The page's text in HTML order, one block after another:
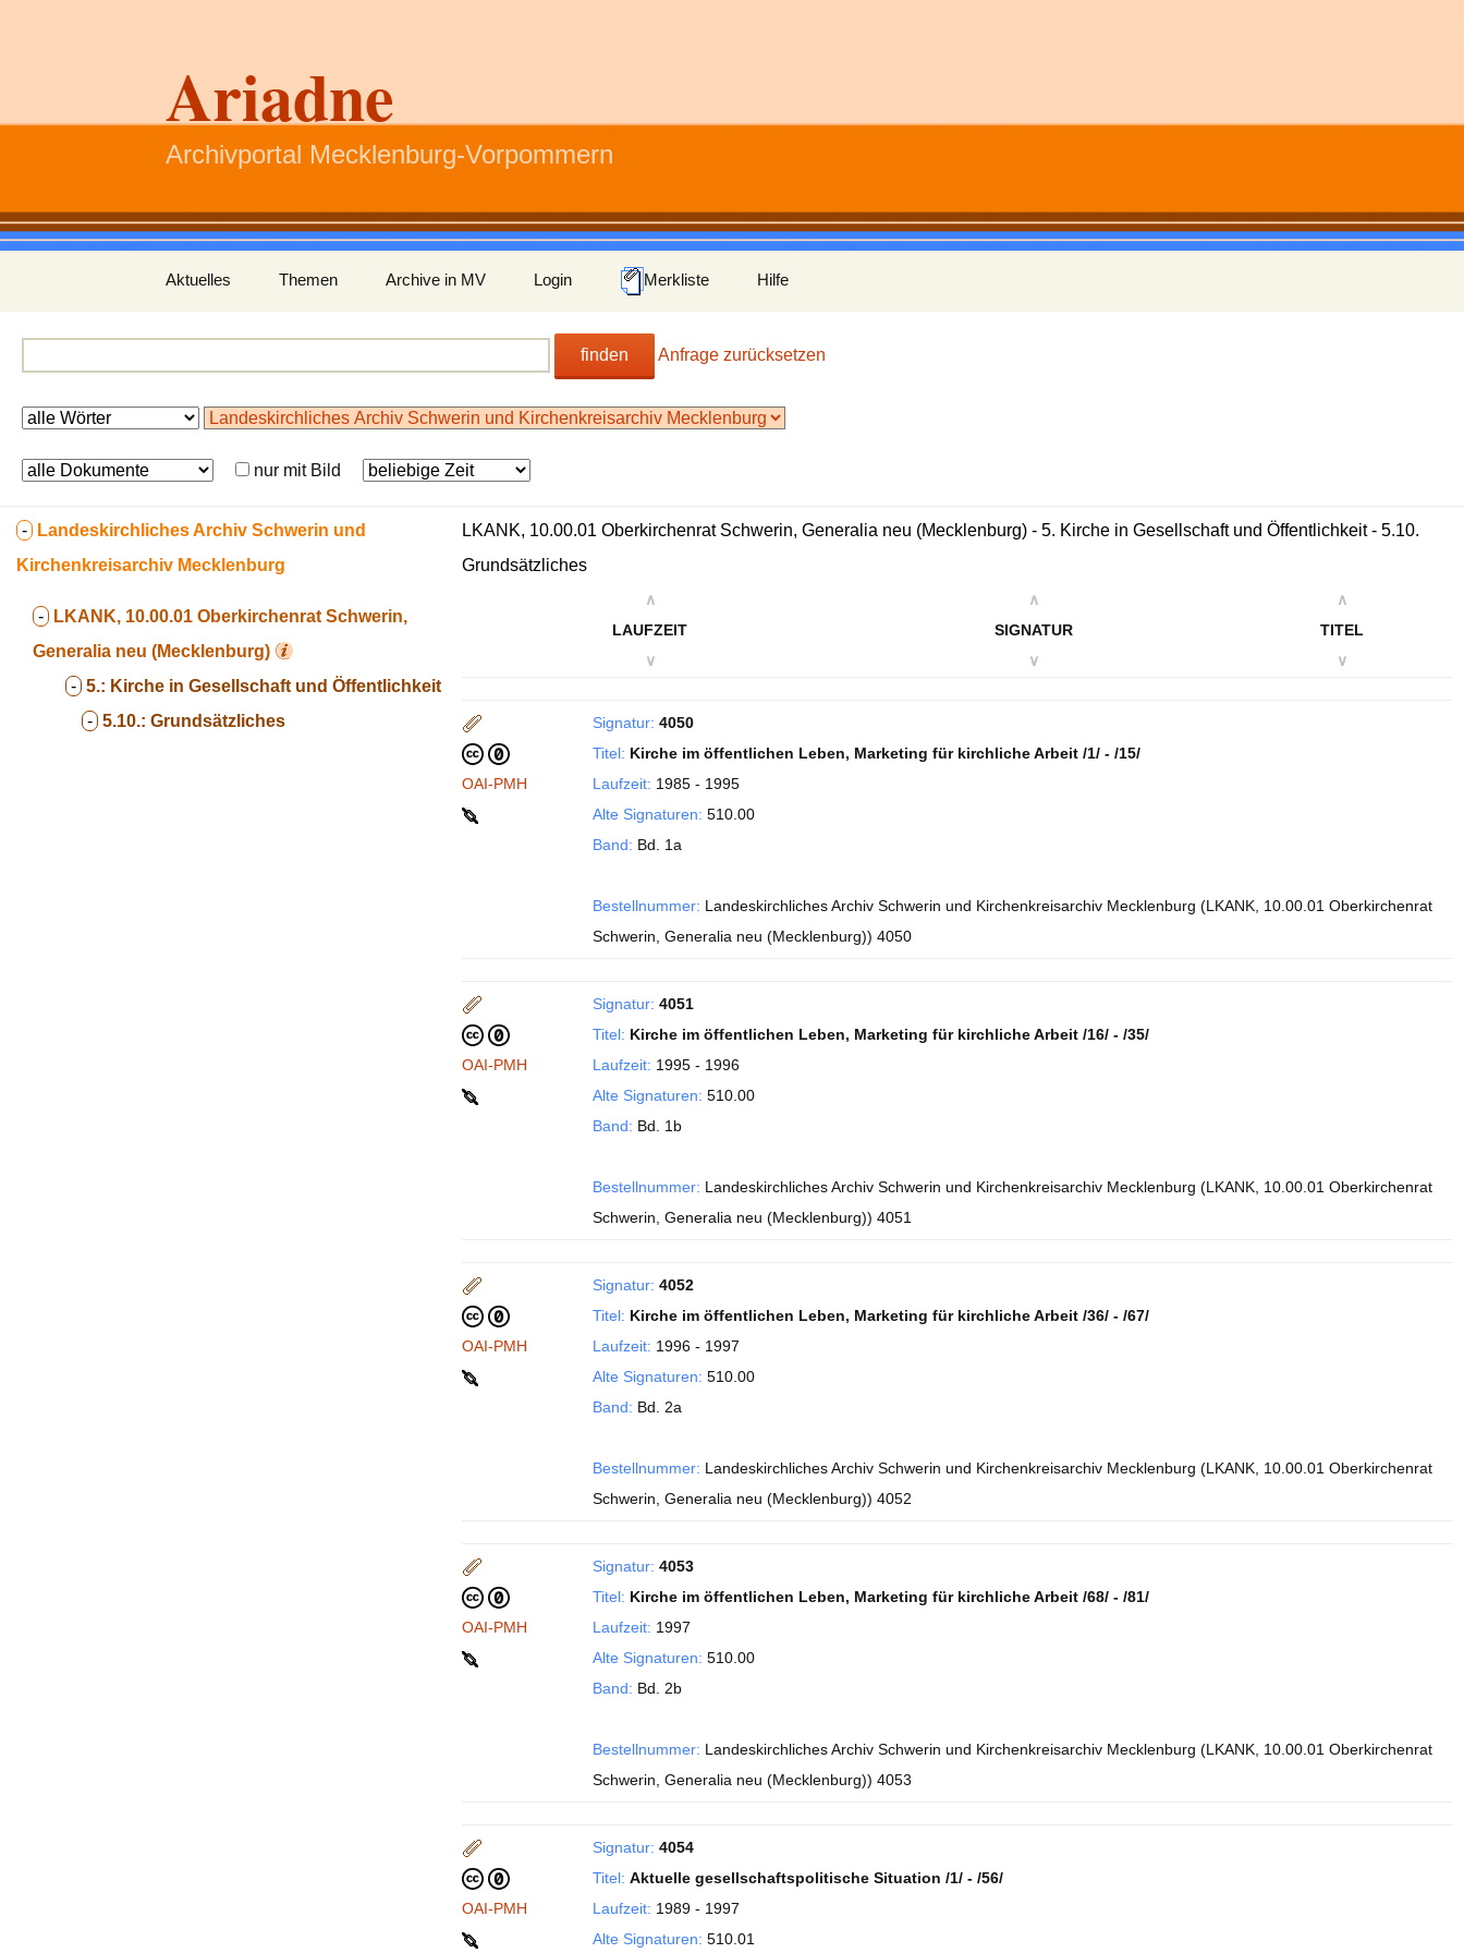
Ariadne
Archivportal Mecklenburg-Vorpommern
Inhalt
springen
Aktuelles Themen Archive in MV Login Merkliste Hilfe
finden Anfrage zurücksetzen
nur mit Bild
- Landeskirchliches Archiv Schwerin und
Kirchenkreisarchiv Mecklenburg
- LKANK, 10.00.01 Oberkirchenrat Schwerin,
Generalia neu (Mecklenburg)
- 5.: Kirche in Gesellschaft und Öffentlichkeit
- 5.10.: Grundsätzliches
LKANK, 10.00.01 Oberkirchenrat Schwerin, Generalia neu (Mecklenburg) - 5. Kirche in Gesellschaft und Öffentlichkeit - 5.10.
Grundsätzliches
∧
LAUFZEIT
∨
∧
SIGNATUR
∨
∧
TITEL
∨
OAI-PMH
Signatur: 4050
Titel: Kirche im öffentlichen Leben, Marketing für kirchliche Arbeit /1/ - /15/
Laufzeit: 1985 - 1995
Alte Signaturen: 510.00
Band: Bd. 1a
Bestellnummer: Landeskirchliches Archiv Schwerin und Kirchenkreisarchiv Mecklenburg (LKANK, 10.00.01 Oberkirchenrat
Schwerin, Generalia neu (Mecklenburg)) 4050
OAI-PMH
Signatur: 4051
Titel: Kirche im öffentlichen Leben, Marketing für kirchliche Arbeit /16/ - /35/
Laufzeit: 1995 - 1996
Alte Signaturen: 510.00
Band: Bd. 1b
Bestellnummer: Landeskirchliches Archiv Schwerin und Kirchenkreisarchiv Mecklenburg (LKANK, 10.00.01 Oberkirchenrat
Schwerin, Generalia neu (Mecklenburg)) 4051
OAI-PMH
Signatur: 4052
Titel: Kirche im öffentlichen Leben, Marketing für kirchliche Arbeit /36/ - /67/
Laufzeit: 1996 - 1997
Alte Signaturen: 510.00
Band: Bd. 2a
Bestellnummer: Landeskirchliches Archiv Schwerin und Kirchenkreisarchiv Mecklenburg (LKANK, 10.00.01 Oberkirchenrat
Schwerin, Generalia neu (Mecklenburg)) 4052
OAI-PMH
Signatur: 4053
Titel: Kirche im öffentlichen Leben, Marketing für kirchliche Arbeit /68/ - /81/
Laufzeit: 1997
Alte Signaturen: 510.00
Band: Bd. 2b
Bestellnummer: Landeskirchliches Archiv Schwerin und Kirchenkreisarchiv Mecklenburg (LKANK, 10.00.01 Oberkirchenrat
Schwerin, Generalia neu (Mecklenburg)) 4053
OAI-PMH
Signatur: 4054
Titel: Aktuelle gesellschaftspolitische Situation /1/ - /56/
Laufzeit: 1989 - 1997
Alte Signaturen: 510.01